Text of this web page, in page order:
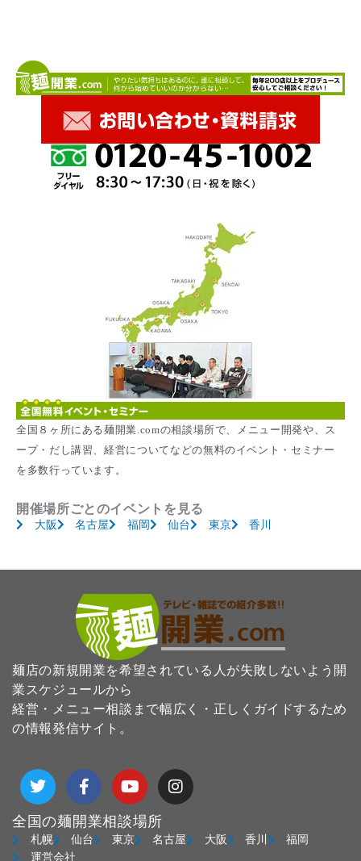
全国８ヶ所にある麺開業.comの相談場所で、メニュー開発や、ス
ープ・だし講習、経営についてなどの無料のイベント・セミナー
を多数行っています。
開催場所ごとのイベントを見る
大阪 名古屋 福岡 仙台 東京 香川
麺店の新規開業を希望されている人が失敗しないよう開
業スケジュールから
経営・メニュー相談まで幅広く・正しくガイドするため
の情報発信サイト。
T
w
i
t
t
e
F
a
c
e
b
o
Y
o
u
t
u
b
I
n
s
a
g
全国の麺開業相談場所
札幌 仙台 東京 名古屋 大阪 香川
福岡
運営会社